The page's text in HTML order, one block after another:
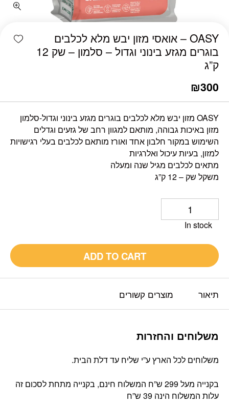
OASY – אואסי מזון יבש מלא לכלבים
בוגרים מגזע בינוני וגדול – סלמון – שק 12
ק”ג
₪300
OASY מזון יבש מלא לכלבים בוגרים מגזע בינוני וגדול-סלמון
מזון באיכות גבוהה, מותאם למגוון רחב של גזעים וגדלים
השימוש במקור חלבון אחד ואורז מותאם לכלבים בעלי רגישויות
למזון, בעיות עיכול ואלרגיות
מתאים לכלבים מגיל שנה ומעלה
משקל שק – 12 ק”ג
In stock
ADD TO CART
תיאור מוצרים קשורים
משלוחים והחזרות
משלוחים לכל הארץ ע”י שליח עד דלת הבית.
בקנייה מעל 299 ש”ח המשלוח חינם, בקנייה מתחת לסכום זה
עלות המשלוח הינה 39 ש”ח